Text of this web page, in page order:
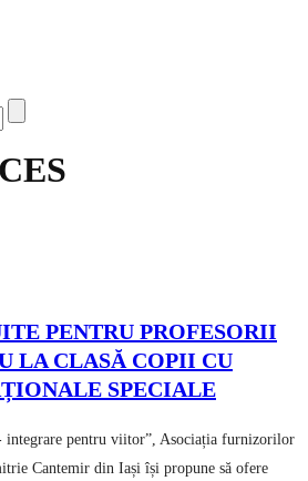
PENTRU PROFESORII
LA CLASĂ COPII CU
SPECIALE
pentru viitor”, Asociația furnizorilor
Cantemir din Iași își propune să ofere